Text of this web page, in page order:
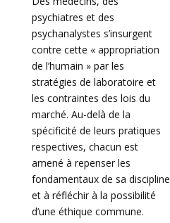
psychiatres et des
psychanalystes s’insurgent
contre cette « appropriation
de l’humain » par les
stratégies de laboratoire et
les contraintes des lois du
marché. Au-delà de la
spécificité de leurs pratiques
respectives, chacun est
amené à repenser les
fondamentaux de sa discipline
et à réfléchir à la possibilité
d’une éthique commune.